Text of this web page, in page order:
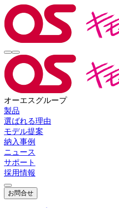
オーエスグループ
製品
選ばれる理由
モデル提案
納入事例
ニュース
サポート
採用情報
お問合せ